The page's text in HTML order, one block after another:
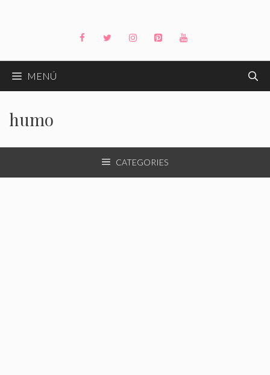
MENÚ
humo
CATEGORIES